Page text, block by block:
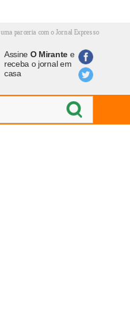
uma parceria com o Jornal Expresso
Assine O Mirantee
receba o jornal em
casa